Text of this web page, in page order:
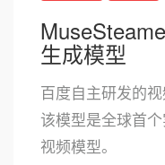
生成模型
百度自主研发的视
该模型是全球首
视频模型。